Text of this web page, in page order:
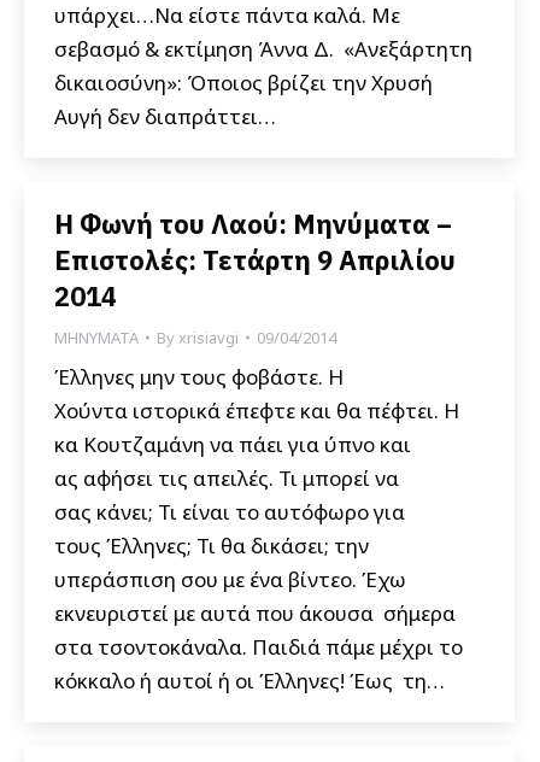
υπάρχει…Να είστε πάντα καλά. Με
σεβασμό & εκτίμηση Άννα Δ. «Ανεξάρτητη
δικαιοσύνη»: Όποιος βρίζει την Χρυσή
Αυγή δεν διαπράττει…
Η Φωνή του Λαού: Μηνύματα –
Επιστολές: Τετάρτη 9 Απριλίου
2014
ΜΗΝΥΜΑΤΑ Byxrisiavgi 09/04/2014
Έλληνες μην τους φοβάστε. Η
Χούντα ιστορικά έπεφτε και θα πέφτει. Η
κα Κουτζαμάνη να πάει για ύπνο και
ας αφήσει τις απειλές. Τι μπορεί να
σας κάνει; Τι είναι το αυτόφωρο για
τους Έλληνες; Τι θα δικάσει; την
υπεράσπιση σου με ένα βίντεο. Έχω
εκνευριστεί με αυτά που άκουσα σήμερα
στα τσοντοκάναλα. Παιδιά πάμε μέχρι το
κόκκαλο ή αυτοί ή οι Έλληνες! Έως τη…